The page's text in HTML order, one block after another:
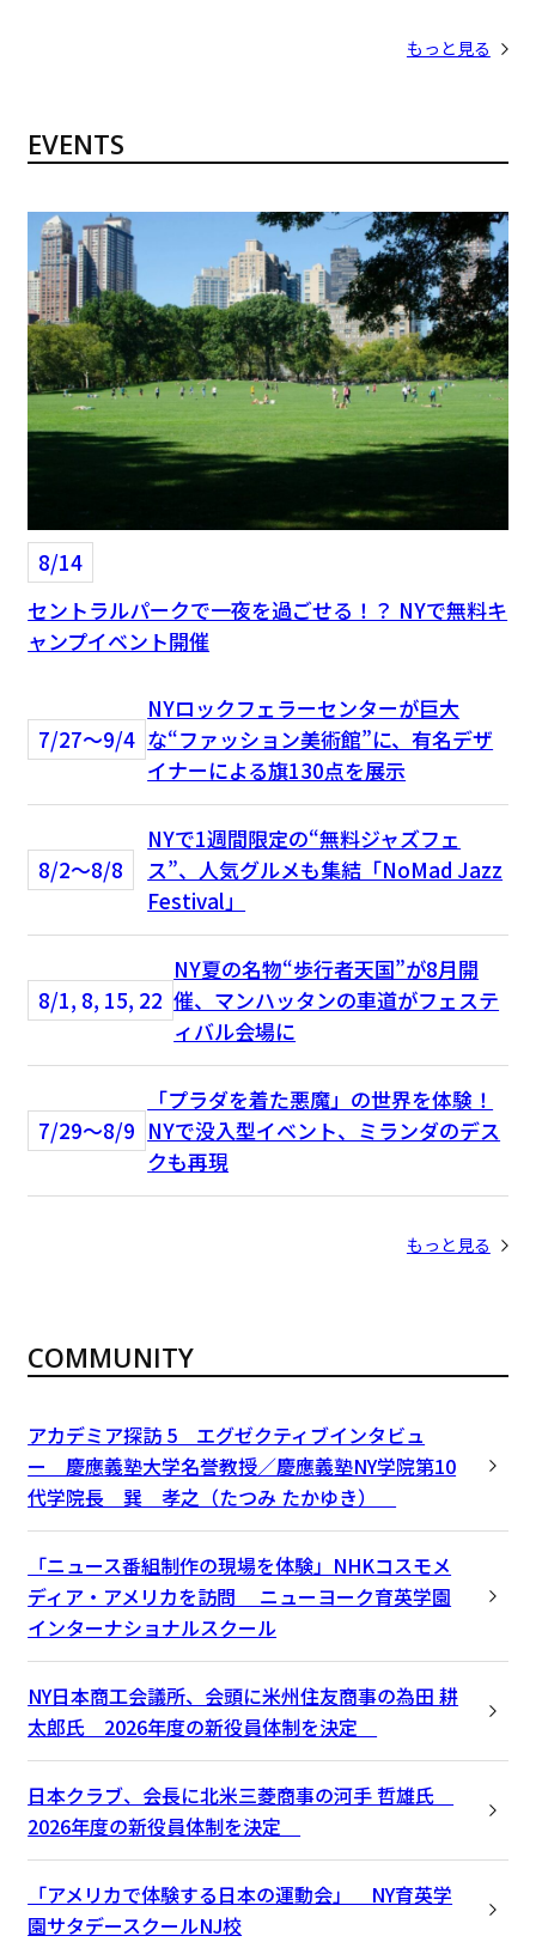
もっと見る
EVENTS
8/14
セントラルパークで一夜を過ごせる！？ NYで無料キ
ャンプイベント開催
7/27〜9/4
NYロックフェラーセンターが巨大
な“ファッション美術館”に、有名デザ
イナーによる旗130点を展示
8/2〜8/8
NYで1週間限定の“無料ジャズフェ
ス”、人気グルメも集結「NoMad Jazz
Festival」
8/1, 8, 15, 22
NY夏の名物“歩行者天国”が8月開
催、マンハッタンの車道がフェステ
ィバル会場に
7/29〜8/9
「プラダを着た悪魔」の世界を体験！
NYで没入型イベント、ミランダのデス
クも再現
もっと見る
COMMUNITY
アカデミア探訪 5 エグゼクティブインタビュ
ー 慶應義塾大学名誉教授／慶應義塾NY学院第10
代学院長 巽 孝之（たつみ たかゆき）
「ニュース番組制作の現場を体験」NHKコスモメ
ディア・アメリカを訪問 ニューヨーク育英学園
インターナショナルスクール
NY日本商工会議所、会頭に米州住友商事の為田 耕
太郎氏 2026年度の新役員体制を決定
日本クラブ、会長に北米三菱商事の河手 哲雄氏
2026年度の新役員体制を決定
「アメリカで体験する日本の運動会」 NY育英学
園サタデースクールNJ校